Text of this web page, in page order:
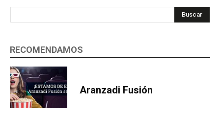
Buscar
RECOMENDAMOS
Aranzadi Fusión